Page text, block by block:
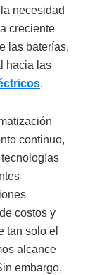
necesidad
creciente
las baterías,
hacia las
.
continuo,
costos y
tan solo el
alcance
embargo,